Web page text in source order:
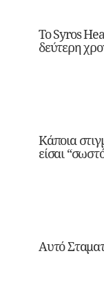
Το Syros
δεύτερη
Κάποια
είσαι
Αυτό